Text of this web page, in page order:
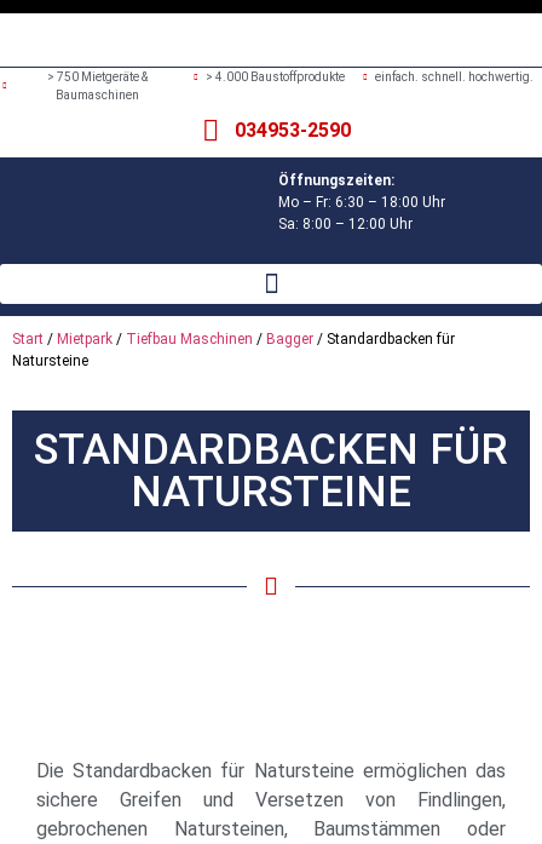
> 750 Mietgeräte &
Baumaschinen
> 4.000 Baustoffprodukte einfach. schnell. hochwertig.
034953-2590
Öffnungszeiten:
Mo – Fr: 6:30 – 18:00 Uhr
Sa: 8:00 – 12:00 Uhr
Start / Mietpark / Tiefbau Maschinen / Bagger / Standardbacken für
Natursteine
STANDARDBACKEN FÜR
NATURSTEINE
Die Standardbacken für Natursteine ermöglichen das
sichere Greifen und Versetzen von Findlingen,
gebrochenen Natursteinen, Baumstämmen oder